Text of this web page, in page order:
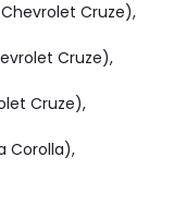
Cruze),
Cruze),
Cruze),
Corolla),